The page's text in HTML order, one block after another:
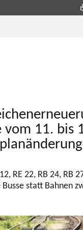
11. bis
RE 22, RB 24, RB
statt Bahnen